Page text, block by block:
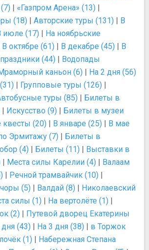
| «Газпром Арена» (13) |
(18) | Авторские туры (131) | В
июле (17) | На ноябрьские
В октябре (61) | В декабре (45) | В
(44) | Водопады
каньон (6) | На 2 дня (56)
| Групповые туры (126) |
туры (85) | Билеты в
| Искусство (9) | Билеты в музеи
квесты (20) | В январе (25) | В мае
Эрмитажу (7) | Билеты в
(4) | Билеты (11) | Выставки в
| Места силы Карелии (4) | Валаам
| Речной трамвайчик (10) |
(5) | Валдай (8) | Николаевский
силы (1) | На вертолёте (1) |
(2) | Путевой дворец Екатерины
дня (43) | На 3 дня (38) | в Торжок
(1) | Набережная Степана